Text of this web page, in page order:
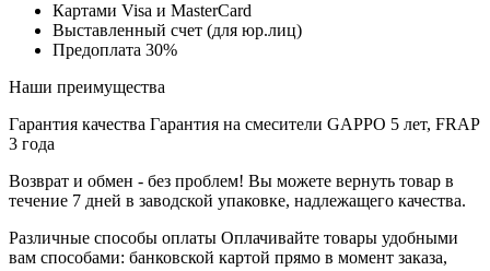
Картами Visa и MasterCard
Выставленный счет (для юр.лиц)
Предоплата 30%
Наши преимущества
Гарантия качества Гарантия на смесители GAPPO 5 лет, FRAP
3 года
Возврат и обмен - без проблем! Вы можете вернуть товар в
течение 7 дней в заводской упаковке, надлежащего качества.
Различные способы оплаты Оплачивайте товары удобными
вам способами: банковской картой прямо в момент заказа,